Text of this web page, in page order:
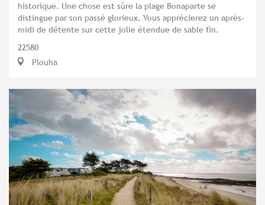
historique. Une chose est sûre la plage Bonaparte se
distingue par son passé glorieux. Vous apprécierez un après-
midi de détente sur cette jolie étendue de sable fin.
22580
Plouha